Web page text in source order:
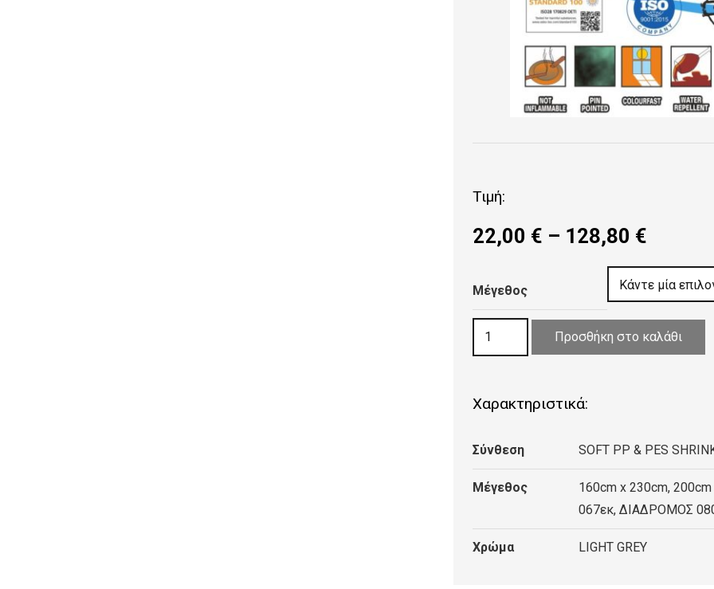
Τιμή:
22,00 € – 128,80 €
22,00
128,80
Μέγεθος
L.GREY
ποσότητα
Προσθήκη στο καλάθι
Χαρακτηριστικά:
Σύνθεση SOFT PP & PES
Μέγεθος
160cm x 230cm,
067εκ, ΔΙΑΔΡΟΜΟΣ
Χρώμα LIGHT GREY